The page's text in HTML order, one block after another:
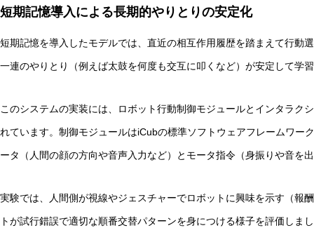
短期記憶導入による長期的やりとりの安定化
短期記憶を導入したモデルでは、直近の相互作用履歴を踏まえて行動
一連のやりとり（例えば太鼓を何度も交互に叩くなど）が安定して学
このシステムの実装には、ロボット行動制御モジュールとインタラク
れています。制御モジュールはiCubの標準ソフトウェアフレームワー
ータ（人間の顔の方向や音声入力など）とモータ指令（身振りや音を
実験では、人間側が視線やジェスチャーでロボットに興味を示す（報
トが試行錯誤で適切な順番交替パターンを身につける様子を評価しま